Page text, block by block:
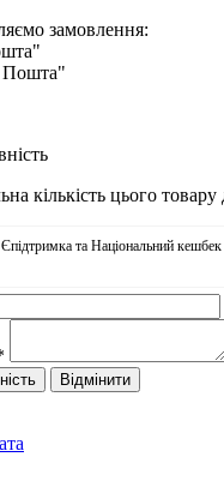
замовлення:
Пошта"
кількість цього
та Національний кешбек